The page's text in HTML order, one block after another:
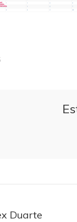
Duarte